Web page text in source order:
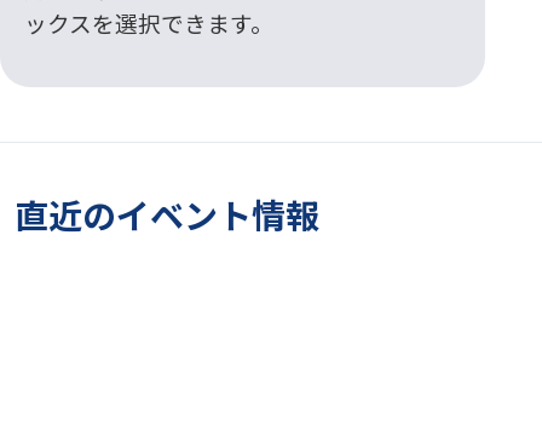
ックスを選択できます。
直近のイベント情報